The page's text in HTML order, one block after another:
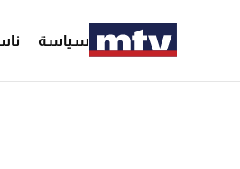
سياسة